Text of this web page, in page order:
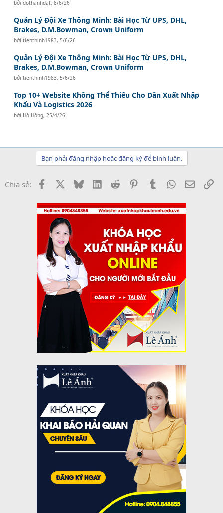
bởidothanhdat,8/6/26
Quản Lý Đội Xe Thông Minh: Bài Học Từ UPS, DHL,
Brakes, D.M.Bowman, Crown Uniform
bởitienthinh1983,5/6/26
Quản Lý Đội Xe Thông Minh: Bài Học Từ UPS, DHL,
Brakes, D.M.Bowman, Crown Uniform
bởitienthinh1983,5/6/26
Top 10+ Website Không Thể Thiếu Cho Dân Xuất Nhập
Khẩu Và Logistics 2026
bởi Hồ Hồng,25/4/26
Bạn phải đăng nhập hoặc đăng ký để bình luận.
Chia sẻ: Facebook BlueskyLinkedInReddit PinterestTumblrWhatsApp
Email